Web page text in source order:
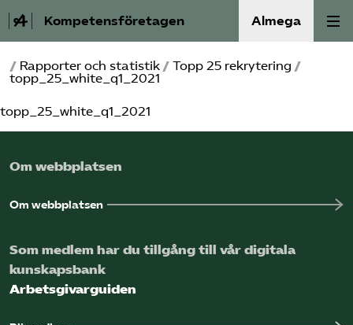
Kompetensföretagen Almega
Aktuellt
A-Ö
Medlemskap
Kurser och aktiviteter
/ Rapporter och statistik / Topp 25 rekrytering /
topp_25_white_q1_2021
topp_25_white_q1_2021
Om webbplatsen
Om webbplatsen
Som medlem har du tillgång till vår digitala
kunskapsbank
Arbetsgivarguiden